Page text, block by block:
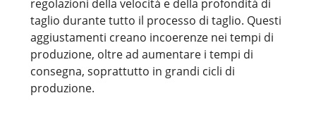
regolazioni della velocità e della profondità di
taglio durante tutto il processo di taglio. Questi
aggiustamenti creano incoerenze nei tempi di
produzione, oltre ad aumentare i tempi di
consegna, soprattutto in grandi cicli di
produzione.